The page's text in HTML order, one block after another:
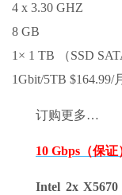
4 x 3.30 GHZ
8 GB
1× 1 TB （SSD
1Gbit/5TB $164.99/
订购更多…
10 Gbps（保
Intel 2x X5670